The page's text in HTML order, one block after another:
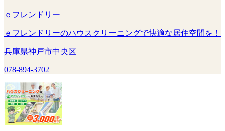
ｅフレンドリー
ｅフレンドリーのハウスクリーニングで快適な居住空間を！
兵庫県神戸市中央区
078-894-3702